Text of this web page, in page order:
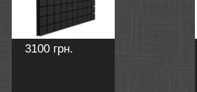
3100 грн.